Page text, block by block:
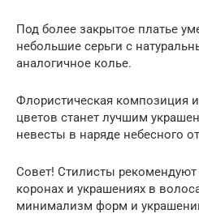
Под более закрытое платье
небольшие серьги с
аналогичное колье.
Флористическая композиция
цветов станет лучшим
невесты в наряде небесного
Совет! Стилисты
коронах и украшениях в
минимализм форм и